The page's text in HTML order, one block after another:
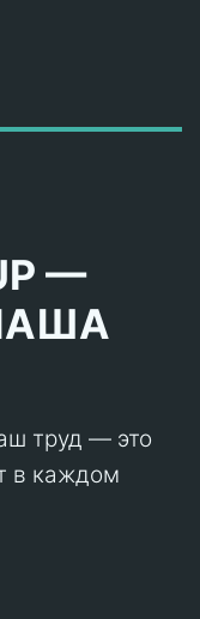
—
труд — это
в каждом